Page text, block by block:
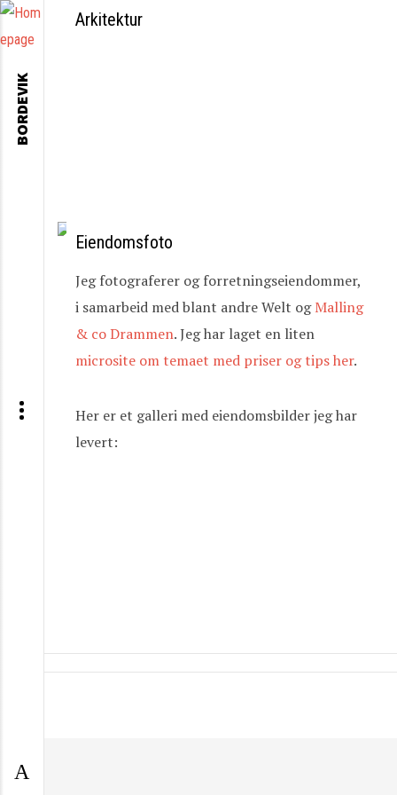
Arkitektur
Eiendomsfoto
Jeg fotograferer og forretningseiendommer,
i samarbeid med blant andre Welt ogMalling
& co Drammen. Jeg har laget en liten
microsite om temaet med priser og tips her.
Her er et galleri med eiendomsbilder jeg har
levert:
BORDEVIK